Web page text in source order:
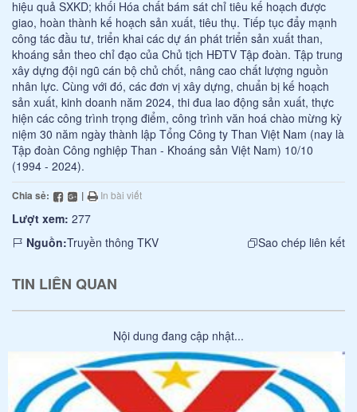
hiệu quả SXKD; khối Hóa chất bám sát chỉ tiêu kế hoạch được
giao, hoàn thành kế hoạch sản xuất, tiêu thụ. Tiếp tục đẩy mạnh
công tác đầu tư, triển khai các dự án phát triển sản xuất than,
khoáng sản theo chỉ đạo của Chủ tịch HĐTV Tập đoàn. Tập trung
xây dựng đội ngũ cán bộ chủ chốt, nâng cao chất lượng nguồn
nhân lực. Cùng với đó, các đơn vị xây dựng, chuẩn bị kế hoạch
sản xuất, kinh doanh năm 2024, thi đua lao động sản xuất, thực
hiện các công trình trọng điểm, công trình văn hoá chào mừng kỳ
niệm 30 năm ngày thành lập Tổng Công ty Than Việt Nam (nay là
Tập đoàn Công nghiệp Than - Khoáng sản Việt Nam) 10/10
(1994 - 2024).
Chia sẻ: | In bài viết
Lượt xem: 277
Nguồn:Truyền thông TKV Sao chép liên kết
TIN LIÊN QUAN
Nội dung đang cập nhật...